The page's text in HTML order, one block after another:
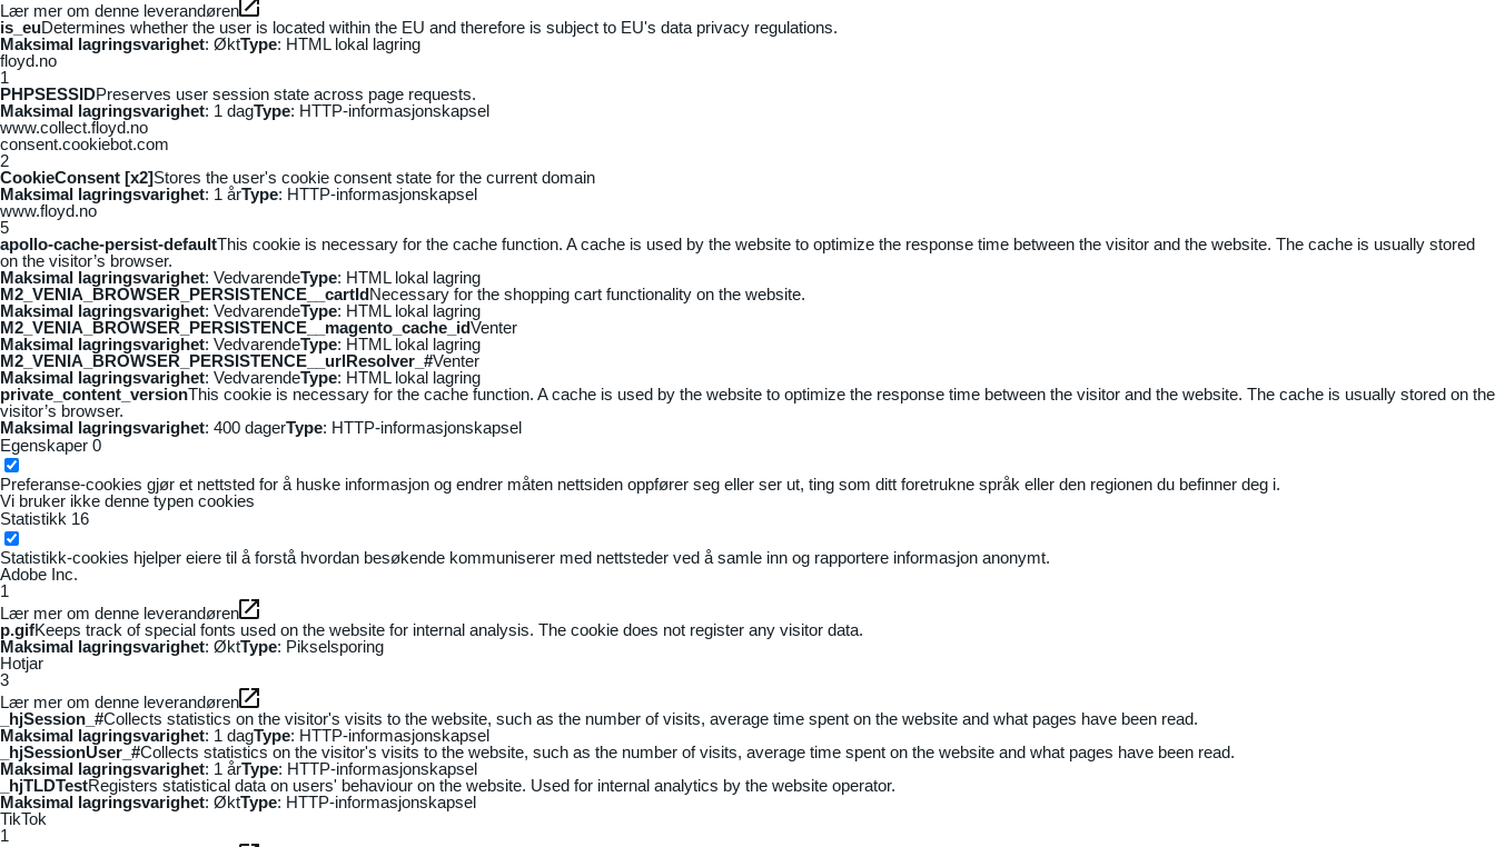
Lær mer om denne leverandøren
is_euDetermines whether the user is located within the EU and therefore is subject to EU's data privacy regulations.
Maksimal lagringsvarighet: ØktType: HTML lokal lagring
floyd.no
1
PHPSESSIDPreserves user session state across page requests.
Maksimal lagringsvarighet: 1 dagType: HTTP-informasjonskapsel
www.collect.floyd.no
consent.cookiebot.com
2
CookieConsent [x2]Stores the user's cookie consent state for the current domain
Maksimal lagringsvarighet: 1 årType: HTTP-informasjonskapsel
www.floyd.no
5
apollo-cache-persist-defaultThis cookie is necessary for the cache function. A cache is used by the website to optimize the response time between the visitor and the website. The cache is usually stored
on the visitor’s browser.
Maksimal lagringsvarighet: VedvarendeType: HTML lokal lagring
M2_VENIA_BROWSER_PERSISTENCE__cartIdNecessary for the shopping cart functionality on the website.
Maksimal lagringsvarighet: VedvarendeType: HTML lokal lagring
M2_VENIA_BROWSER_PERSISTENCE__magento_cache_idVenter
Maksimal lagringsvarighet: VedvarendeType: HTML lokal lagring
M2_VENIA_BROWSER_PERSISTENCE__urlResolver_#Venter
Maksimal lagringsvarighet: VedvarendeType: HTML lokal lagring
private_content_versionThis cookie is necessary for the cache function. A cache is used by the website to optimize the response time between the visitor and the website. The cache is usually stored on the
visitor’s browser.
Maksimal lagringsvarighet: 400 dagerType: HTTP-informasjonskapsel
Egenskaper 0
Preferanse-cookies gjør et nettsted for å huske informasjon og endrer måten nettsiden oppfører seg eller ser ut, ting som ditt foretrukne språk eller den regionen du befinner deg i.
Vi bruker ikke denne typen cookies
Statistikk 16
Statistikk-cookies hjelper eiere til å forstå hvordan besøkende kommuniserer med nettsteder ved å samle inn og rapportere informasjon anonymt.
Adobe Inc.
1
Lær mer om denne leverandøren
p.gifKeeps track of special fonts used on the website for internal analysis. The cookie does not register any visitor data.
Maksimal lagringsvarighet: ØktType: Pikselsporing
Hotjar
3
Lær mer om denne leverandøren
_hjSession_#Collects statistics on the visitor's visits to the website, such as the number of visits, average time spent on the website and what pages have been read.
Maksimal lagringsvarighet: 1 dagType: HTTP-informasjonskapsel
_hjSessionUser_#Collects statistics on the visitor's visits to the website, such as the number of visits, average time spent on the website and what pages have been read.
Maksimal lagringsvarighet: 1 årType: HTTP-informasjonskapsel
_hjTLDTestRegisters statistical data on users' behaviour on the website. Used for internal analytics by the website operator.
Maksimal lagringsvarighet: ØktType: HTTP-informasjonskapsel
TikTok
1